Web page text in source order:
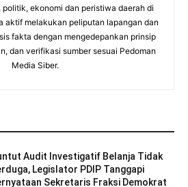
politik, ekonomi dan peristiwa daerah di
aktif melakukan peliputan lapangan dan
fakta dengan mengedepankan prinsip
dan verifikasi sumber sesuai Pedoman
Media Siber.
Audit Investigatif Belanja Tidak
Legislator PDIP Tanggapi
Sekretaris Fraksi Demokrat